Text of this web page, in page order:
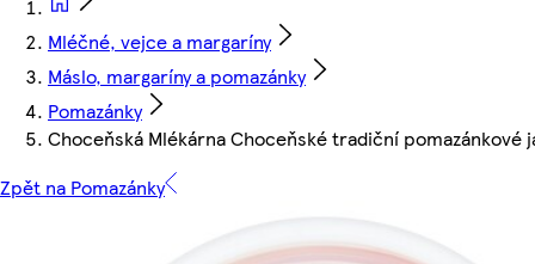
Mléčné, vejce a margaríny
Máslo, margaríny a pomazánky
Pomazánky
Choceňská Mlékárna Choceňské tradiční pomazánkové
Zpět na Pomazánky